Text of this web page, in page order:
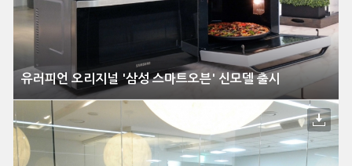
유러피언 오리지널 '삼성 스마트오븐' 신모델 출시